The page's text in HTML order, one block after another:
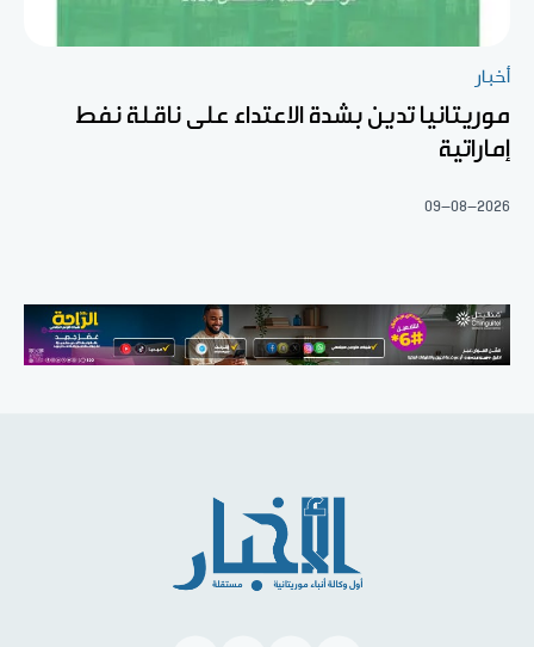
أخبار
موريتانيا تدين بشدة الاعتداء على ناقلة نفط
إماراتية
09-08-2026